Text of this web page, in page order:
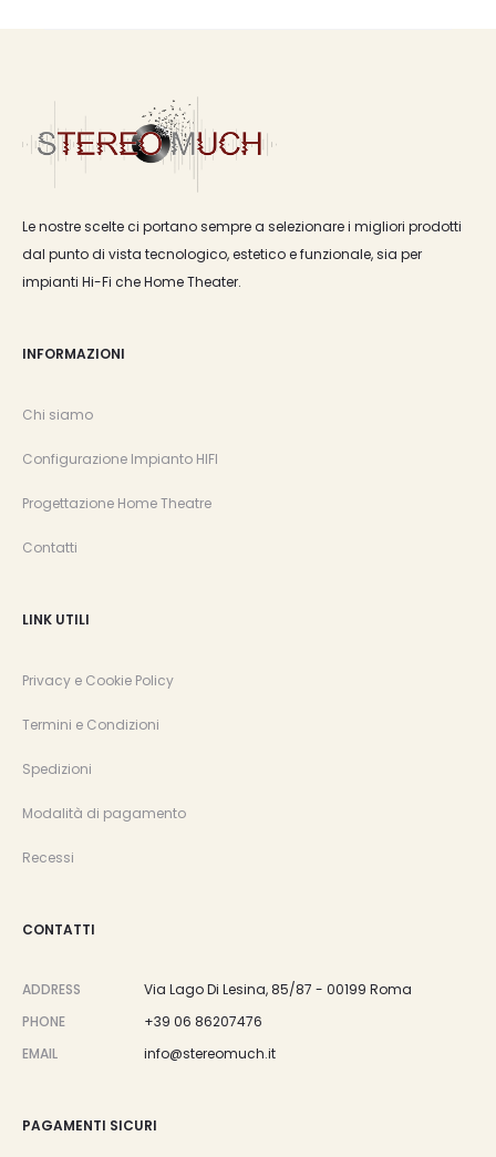
Le nostre scelte ci portano sempre a selezionare i migliori prodotti
dal punto di vista tecnologico, estetico e funzionale, sia per
impianti Hi-Fi che Home Theater.
INFORMAZIONI
Chi siamo
Configurazione Impianto HIFI
Progettazione Home Theatre
Contatti
LINK UTILI
Privacy e Cookie Policy
Termini e Condizioni
Spedizioni
Modalità di pagamento
Recessi
CONTATTI
ADDRESS
Via Lago Di Lesina, 85/87 - 00199 Roma
PHONE
+39 06 86207476
EMAIL
info@stereomuch.it
PAGAMENTI SICURI